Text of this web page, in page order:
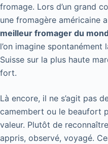
fromage. Lors d’un grand
une fromagère américaine
meilleur fromager du
l’on imagine spontanément
Suisse sur la plus haute
fort.
Là encore, il ne s’agit pas
camembert ou le beaufort
valeur. Plutôt de
appris, observé, voyagé.